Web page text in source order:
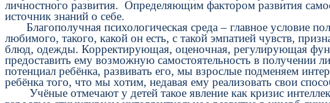
личностного развития. Определяющим фактором развития
источник знаний о себе.
Благополучная психологическая среда – главное условие
любимого, такого, какой он есть, с такой эмпатией чувств,
блюд, одежды. Корректирующая, оценочная, регулирующая
предоставить ему возможную самостоятельность в получении
потенциал ребёнка, развивать его, мы взрослые подменяем
ребёнка того, что мы хотим, недавая ему реализовать свои
Учёные отмечают у детей такое явление как кризис